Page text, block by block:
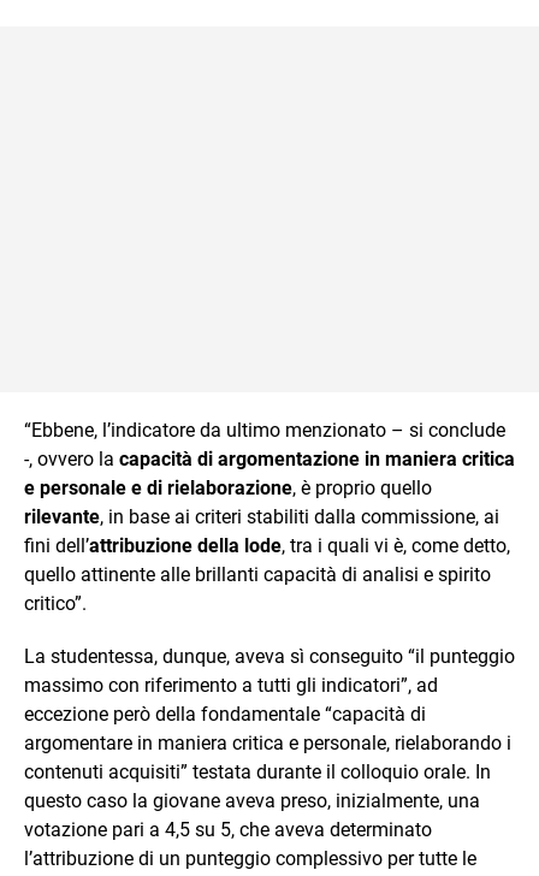
“Ebbene, l’indicatore da ultimo menzionato – si conclude
-, ovvero la capacità di argomentazione in maniera critica
e personale e di rielaborazione, è proprio quello
rilevante, in base ai criteri stabiliti dalla commissione, ai
fini dell’attribuzione della lode, tra i quali vi è, come detto,
quello attinente alle brillanti capacità di analisi e spirito
critico”.
La studentessa, dunque, aveva sì conseguito “il punteggio
massimo con riferimento a tutti gli indicatori”, ad
eccezione però della fondamentale “capacità di
argomentare in maniera critica e personale, rielaborando i
contenuti acquisiti” testata durante il colloquio orale. In
questo caso la giovane aveva preso, inizialmente, una
votazione pari a 4,5 su 5, che aveva determinato
l’attribuzione di un punteggio complessivo per tutte le